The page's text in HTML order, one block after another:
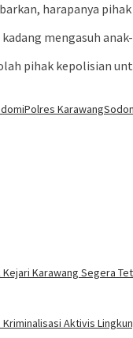
harapanya
mengasuh
pihak kepolisian
Polres Karawang
Kejari Karawang Segera
Kriminalisasi Aktivis